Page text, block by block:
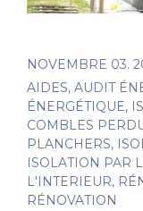
NOVEMBRE 03.
AIDES, AUDIT
ÉNERGÉTIQUE,
COMBLES
PLANCHERS,
ISOLATION PAR
L'INTERIEUR,
RÉNOVATION